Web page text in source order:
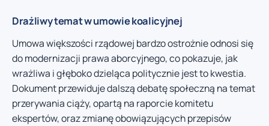
Drażliwy temat w umowie koalicyjnej
Umowa większości rządowej bardzo ostrożnie odnosi się
do modernizacji prawa aborcyjnego, co pokazuje, jak
wrażliwa i głęboko dzieląca politycznie jest to kwestia.
Dokument przewiduje dalszą debatę społeczną na temat
przerywania ciąży, opartą na raporcie komitetu
ekspertów, oraz zmianę obowiązujących przepisów